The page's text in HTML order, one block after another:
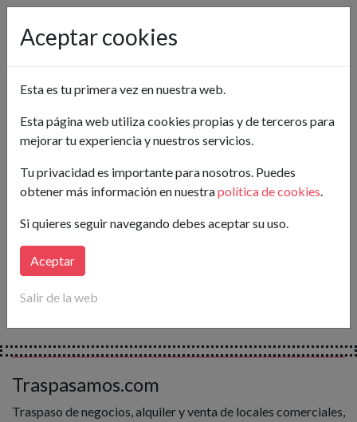
búsqueda.
nuevos anuncios que coincidan con tus necesidades.
Traspasamos.com
Traspaso de negocios, alquiler y venta de locales comerciales,
Aceptar cookies
Esta es tu primera vez en nuestra web.
Esta página web utiliza cookies propias y de terceros para
mejorar tu experiencia y nuestros servicios.
Tu privacidad es importante para nosotros. Puedes
obtener más información en nuestrapolítica de cookies.
Si quieres seguir navegando debes aceptar su uso.
Aceptar
Salir de la web